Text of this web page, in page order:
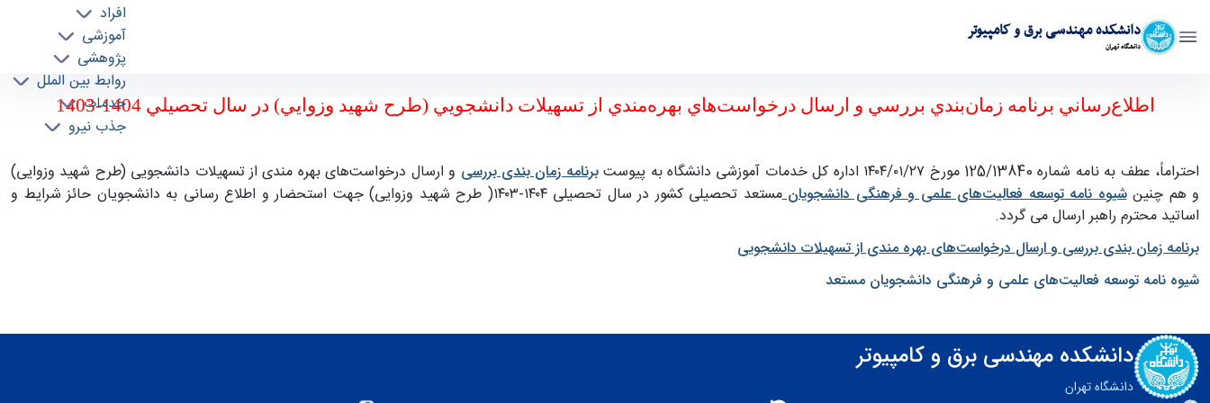
دانشکده مهندسی برق و کامپیوتر
دانشگاه تهران
افراد
آموزشی
پژوهشی
روابط بین الملل
خدمات
جذب نیرو
اطلاع‌رساني برنامه زمان‌بندي بررسي و ارسال درخواست‌هاي بهره‌مندي از تسهيلات دانشجويي (طرح شهيد وزوايي) در سال تحصيلي 1404-1403
احتراماً، عطف به نامه شماره 125/13840 مورخ ۲۷/‏۰۱/‏۱۴۰۴ اداره كل خدمات آموزشی دانشگاه به پيوست برنامه زمان بندی بررسی و ارسال درخواست‌های بهره مندی از تسهيلات دانشجويی (طرح شهيد وزوايی)
و هم چنينشيوه نامه توسعه فعاليت‌های علمی و فرهنگی دانشجويان
مستعد تحصيلی كشور در سال تحصيلی ۱۴۰۴-۱۴۰۳( طرح شهيد وزوايی) جهت استحضار و اطلاع رسانی به دانشجويان حائز شرايط و
اساتيد محترم راهبر ارسال می گردد.
برنامه زمان بندی بررسی و ارسال درخواست‌های بهره مندی از تسهيلات دانشجويی
شيوه نامه توسعه فعاليت‌های علمی و فرهنگی دانشجويان مستعد
دانشکده مهندسی برق و کامپیوتر
دانشگاه تهران